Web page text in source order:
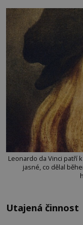
Leonardo da Vinci patří
jasné, co dělal
Utajená činnost